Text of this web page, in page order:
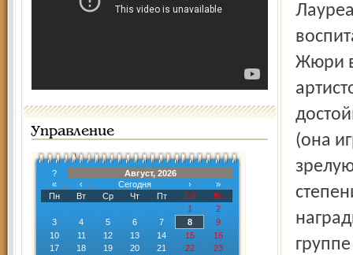
Управление
?
Август, 2026
«
‹ Сегодня ›
»
Пн
Вт Ср Чт Пт Сб
Вс
1
2
3
4 5 6 7 8
9
10
11 12 13 14 15
16
17
18 19 20 21 22
23
Лауреатский титул привезла домой и другая
Жюри
(она